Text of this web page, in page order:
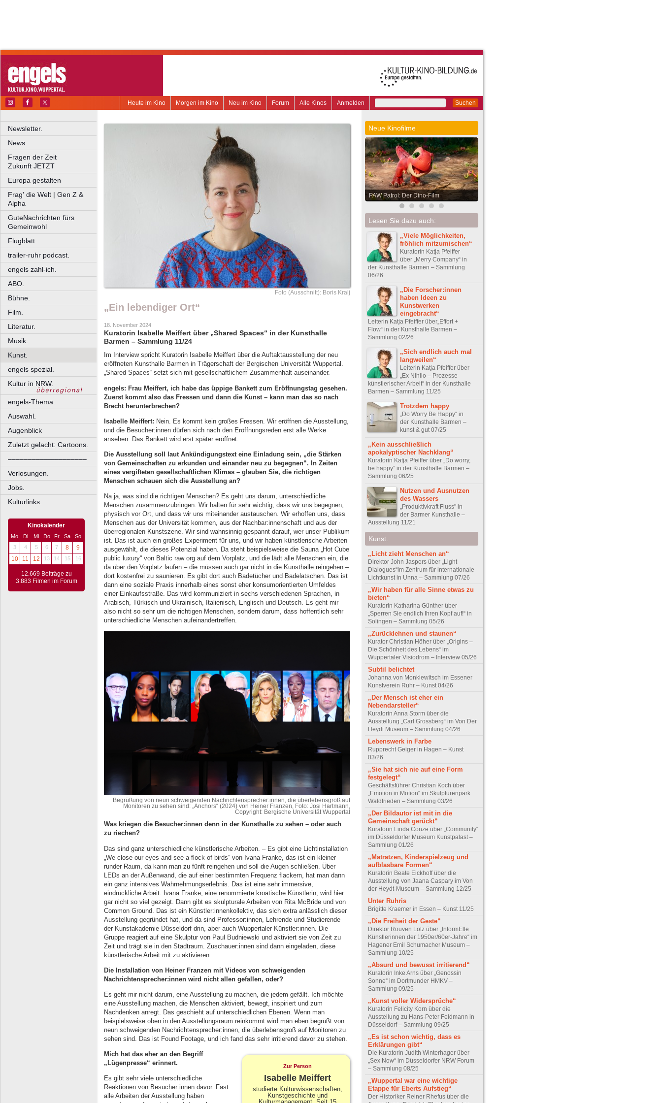
Suchen
Anmelden
Alle Kinos
Forum
Neu im Kino
Morgen im Kino
Heute im Kino
Newsletter.
News.
Fragen der Zeit
Zukunft JETZT
Europa gestalten
Frag' die Welt | Gen Z &
Alpha
GuteNachrichten fürs
Gemeinwohl
Flugblatt.
trailer-ruhr podcast.
engels zahl-ich.
ABO.
Bühne.
Film.
Literatur.
Musik.
Kunst.
engels spezial.
Kultur in NRW.
engels-Thema.
Auswahl.
Augenblick
Zuletzt gelacht: Cartoons.
––––––––––––––––––––
Verlosungen.
Jobs.
Kulturlinks.
Kinokalender
Mo Di Mi Do Fr Sa
So
3
4 5 6 7 8
9
10
11 12 13 14 15 16
12.669 Beiträge zu
3.883 Filmen im Forum
Foto (Ausschnitt): Boris Kralj
„Ein lebendiger Ort“
18. November 2024
Kuratorin Isabelle Meiffert über „Shared Spaces“ in der Kunsthalle
Barmen – Sammlung 11/24
Im Interview spricht Kuratorin Isabelle Meiffert über die Auftaktausstellung der neu
eröffneten Kunsthalle Barmen in Trägerschaft der Bergischen Universität Wuppertal.
„Shared Spaces“ setzt sich mit gesellschaftlichem Zusammenhalt auseinander.
engels: Frau Meiffert, ich habe das üppige Bankett zum Eröffnungstag gesehen.
Zuerst kommt also das Fressen und dann die Kunst – kann man das so nach
Brecht herunterbrechen?
Isabelle Meiffert: Nein. Es kommt kein großes Fressen. Wir eröffnen die Ausstellung,
und die Besucher:innen dürfen sich nach den Eröffnungsreden erst alle Werke
ansehen. Das Bankett wird erst später eröffnet.
Die Ausstellung soll laut Ankündigungstext eine Einladung sein, „die Stärken
von Gemeinschaften zu erkunden und einander neu zu begegnen“. In Zeiten
eines vergifteten gesellschaftlichen Klimas – glauben Sie, die richtigen
Menschen schauen sich die Ausstellung an?
Na ja, was sind die richtigen Menschen? Es geht uns darum, unterschiedliche
Menschen zusammenzubringen. Wir halten für sehr wichtig, dass wir uns begegnen,
physisch vor Ort, und dass wir uns miteinander austauschen. Wir erhoffen uns, dass
Menschen aus der Universität kommen, aus der Nachbar:innenschaft und aus der
überregionalen Kunstszene. Wir sind wahnsinnig gespannt darauf, wer unser Publikum
ist. Das ist auch ein großes Experiment für uns, und wir haben künstlerische Arbeiten
ausgewählt, die dieses Potenzial haben. Da steht beispielsweise die Sauna „Hot Cube
public luxury“ von Baltic raw org auf dem Vorplatz, und die lädt alle Menschen ein, die
da über den Vorplatz laufen – die müssen auch gar nicht in die Kunsthalle reingehen –
dort kostenfrei zu saunieren. Es gibt dort auch Badetücher und Badelatschen. Das ist
dann eine soziale Praxis innerhalb eines sonst eher konsumorientierten Umfeldes
einer Einkaufsstraße. Das wird kommuniziert in sechs verschiedenen Sprachen, in
Arabisch, Türkisch und Ukrainisch, Italienisch, Englisch und Deutsch. Es geht mir
also nicht so sehr um die richtigen Menschen, sondern darum, dass hoffentlich sehr
unterschiedliche Menschen aufeinandertreffen.
Begrüßung von neun schweigenden Nachrichtensprecher:innen, die überlebensgroß auf
Monitoren zu sehen sind: „Anchors“ (2024) von Heiner Franzen, Foto: Josi Hartmann,
Copyright: Bergische Universität Wuppertal
Was kriegen die Besucher:innen denn in der Kunsthalle zu sehen – oder auch
zu riechen?
Das sind ganz unterschiedliche künstlerische Arbeiten. – Es gibt eine Lichtinstallation
„We close our eyes and see a flock of birds“ von Ivana Franke, das ist ein kleiner
runder Raum, da kann man zu fünft reingehen und soll die Augen schließen. Über
LEDs an der Außenwand, die auf einer bestimmten Frequenz flackern, hat man dann
ein ganz intensives Wahrnehmungserlebnis. Das ist eine sehr immersive,
eindrückliche Arbeit. Ivana Franke, eine renommierte kroatische Künstlerin, wird hier
gar nicht so viel gezeigt. Dann gibt es skulpturale Arbeiten von Rita McBride und von
Common Ground. Das ist ein Künstler:innenkollektiv, das sich extra anlässlich dieser
Ausstellung gegründet hat, und da sind Professor:innen, Lehrende und Studierende
der Kunstakademie Düsseldorf drin, aber auch Wuppertaler Künstler:innen. Die
Gruppe reagiert auf eine Skulptur von Paul Budniewski und aktiviert sie von Zeit zu
Zeit und trägt sie in den Stadtraum. Zuschauer:innen sind dann eingeladen, diese
künstlerische Arbeit mit zu aktivieren.
Die Installation von Heiner Franzen mit Videos von schweigenden
Nachrichtensprecher:innen wird nicht allen gefallen, oder?
Es geht mir nicht darum, eine Ausstellung zu machen, die jedem gefällt. Ich möchte
eine Ausstellung machen, die Menschen aktiviert, bewegt, inspiriert und zum
Nachdenken anregt. Das geschieht auf unterschiedlichen Ebenen. Wenn man
beispielsweise oben in den Ausstellungsraum reinkommt wird man eben begrüßt von
neun schweigenden Nachrichtensprecher:innen, die überlebensgroß auf Monitoren zu
sehen sind. Das ist Found Footage, und ich fand das sehr irritierend davor zu stehen.
Zur Person
Isabelle Meiffert
studierte Kulturwissenschaften,
Kunstgeschichte und
Mich hat das eher an den Begriff
„Lügenpresse“ erinnert.
Es gibt sehr viele unterschiedliche
Reaktionen von Besucher:innen davor. Fast
alle Arbeiten der Ausstellung haben
Neue Kinofilme
PAW Patrol: Der Dino-Film
Lesen Sie dazu auch:
„Viele Möglichkeiten,
fröhlich mitzumischen“
Kuratorin Katja Pfeiffer
über „Merry Company“ in
der Kunsthalle Barmen – Sammlung
06/26
„Die Forscher:innen
haben Ideen zu
Kunstwerken
eingebracht“
Leiterin Katja Pfeiffer über„Effort +
Flow“ in der Kunsthalle Barmen –
Sammlung 02/26
„Sich endlich auch mal
langweilen“
Leiterin Katja Pfeiffer über
„Ex Nihilo – Prozesse
künstlerischer Arbeit“ in der Kunsthalle
Barmen – Sammlung 11/25
Trotzdem happy
„Do Worry Be Happy“ in
der Kunsthalle Barmen –
kunst & gut 07/25
„Kein ausschließlich
apokalyptischer Nachklang“
Kuratorin Katja Pfeiffer über „Do worry,
be happy“ in der Kunsthalle Barmen –
Sammlung 06/25
Nutzen und Ausnutzen
des Wassers
„Produktivkraft Fluss" in
der Barmer Kunsthalle –
Ausstellung 11/21
Kunst.
„Licht zieht Menschen an“
Direktor John Jaspers über „Light
Dialogues“im Zentrum für internationale
Lichtkunst in Unna – Sammlung 07/26
„Wir haben für alle Sinne etwas zu
bieten“
Kuratorin Katharina Günther über
„Sperren Sie endlich Ihren Kopf auf!“ in
Solingen – Sammlung 05/26
„Zurücklehnen und staunen“
Kurator Christian Höher über „Origins –
Die Schönheit des Lebens“ im
Wuppertaler Visiodrom – Interview 05/26
Subtil belichtet
Johanna von Monkiewitsch im Essener
Kunstverein Ruhr – Kunst 04/26
„Der Mensch ist eher ein
Nebendarsteller“
Kuratorin Anna Storm über die
Ausstellung „Carl Grossberg“ im Von Der
Heydt Museum – Sammlung 04/26
Lebenswerk in Farbe
Rupprecht Geiger in Hagen – Kunst
03/26
„Sie hat sich nie auf eine Form
festgelegt“
Geschäftsführer Christian Koch über
„Emotion in Motion“ im Skulpturenpark
Waldfrieden – Sammlung 03/26
„Der Bildautor ist mit in die
Gemeinschaft gerückt“
Kuratorin Linda Conze über „Community“
im Düsseldorfer Museum Kunstpalast –
Sammlung 01/26
„Matratzen, Kinderspielzeug und
aufblasbare Formen“
Kuratorin Beate Eickhoff über die
Ausstellung von Jaana Caspary im Von
der Heydt-Museum – Sammlung 12/25
Unter Ruhris
Brigitte Kraemer in Essen – Kunst 11/25
„Die Freiheit der Geste“
Direktor Rouven Lotz über „InformElle
Künstlerinnen der 1950er/60er-Jahre“ im
Hagener Emil Schumacher Museum –
Sammlung 10/25
„Absurd und bewusst irritierend“
Kuratorin Inke Arns über „Genossin
Sonne“ im Dortmunder HMKV –
Sammlung 09/25
„Kunst voller Widersprüche“
Kuratorin Felicity Korn über die
Ausstellung zu Hans-Peter Feldmann in
Düsseldorf – Sammlung 09/25
„Es ist schon wichtig, dass es
Erklärungen gibt“
Die Kuratorin Judith Winterhager über
„Sex Now“ im Düsseldorfer NRW Forum
– Sammlung 08/25
„Wuppertal war eine wichtige
Etappe für Eberts Aufstieg“
Der Historiker Reiner Rhefus über die